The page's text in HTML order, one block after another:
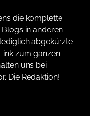
die komplette
in anderen
abgekürzte
zum ganzen
uns bei
Die Redaktion!